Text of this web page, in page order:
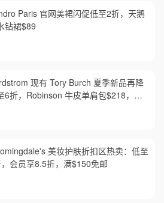
Paris 官网美裙闪促低至2折，天鹅
钻裙$89
现有 Tory Burch 夏季新品再降
6折，Robinson 牛皮单肩包$218，买
美妆护肤折扣区热卖：低至
会员享8.5折，满$150免邮